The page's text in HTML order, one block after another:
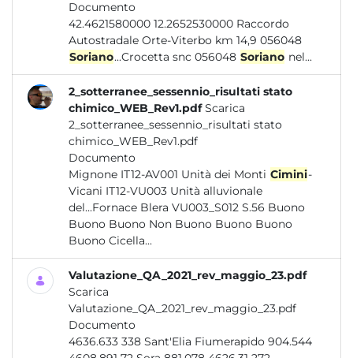
Documento
42.4621580000 12.2652530000 Raccordo
Autostradale Orte-Viterbo km 14,9 056048
Soriano...Crocetta snc 056048 Soriano nel...
2_sotterranee_sessennio_risultati stato
chimico_WEB_Rev1.pdf Scarica
2_sotterranee_sessennio_risultati stato
chimico_WEB_Rev1.pdf
Documento
Mignone IT12-AV001 Unità dei Monti Cimini-
Vicani IT12-VU003 Unità alluvionale
del...Fornace Blera VU003_S012 S.56 Buono
Buono Buono Non Buono Buono Buono
Buono Cicella...
Valutazione_QA_2021_rev_maggio_23.pdf
Scarica
Valutazione_QA_2021_rev_maggio_23.pdf
Documento
4636.633 338 Sant'Elia Fiumerapido 904.544